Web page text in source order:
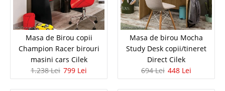
masa de birou Pret de fabrica
Birou alb pentru copii Romantica ⭐ Modele birou copii alb Cilek – Pret
importator oficial Masa de birou Romantica este piesa principala de
mobilier din camera de studiu si potriveste atat pentru copii cat si pt. tineri
Biroul alb pentru copii Romantica dispu..
Compara
Masa de Birou copii
Champion Racer birouri
masini cars Cilek
1.238 Lei 799 Lei
Masa de birou Mocha
Study Desk copii/tineret
Direct Cilek
694 Lei 448 Lei